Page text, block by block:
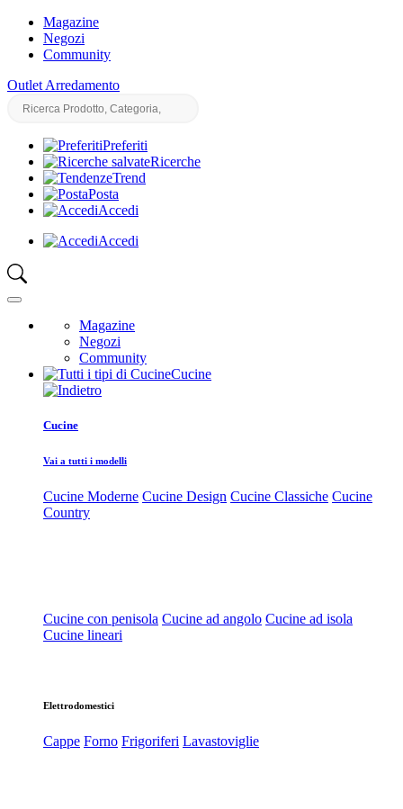
Magazine
Negozi
Community
Outlet Arredamento
Preferiti
Ricerche
Trend
Posta
Accedi
Accedi
Magazine
Negozi
Community
Cucine
Cucine
Vai a tutti i modelli
Cucine Moderne Cucine Design Cucine Classiche Cucine
Country
Cucine con penisola Cucine ad angolo Cucine ad isola
Cucine lineari
Elettrodomestici
Cappe Forno Frigoriferi Lavastoviglie